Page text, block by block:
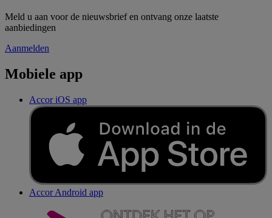
Meld u aan voor de nieuwsbrief en ontvang onze laatste
aanbiedingen
Aanmelden
Mobiele app
Accor iOS app
Accor Android app